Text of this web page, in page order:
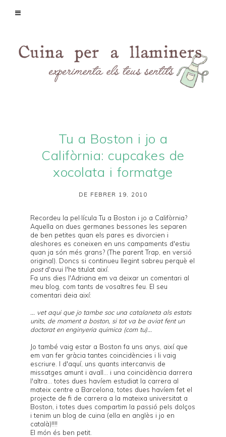
Tu a Boston i jo a
Califòrnia: cupcakes de
xocolata i formatge
DE FEBRER 19, 2010
Recordeu la pel·lículaTu a Boston i jo a Califòrnia?
Aquella on dues germanes bessones les separen
de ben petites quan els pares es divorcien i
aleshores es coneixen en uns campaments d'estiu
quan ja són més grans? (The parent Trap, en versió
original). Doncs si continueu llegint sabreu perquè el
postd'avui l'he titulat així.
Fa uns dies l'Adriana em va deixar un comentari al
meu blog, com tants de vosaltres feu. El seu
comentari deia així:
... vet aqui que jo tambe soc una catalaneta als estats
units, de moment a boston, si tot va be aviat fent un
doctorat en enginyeria quimica (com tu)...
Jo també vaig estar a Boston fa uns anys, així que
em van fer gràcia tantes coincidències i li vaig
escriure. I d'aquí, uns quants intercanvis de
missatges amunt i avall... i una coincidència darrera
l'altra... totes dues havíem estudiat la carrera al
mateix centre a Barcelona, totes dues havíem fet el
projecte de fi de carrera a la mateixa universitat a
Boston, i totes dues compartim la passió pels dolços
i tenim un blog de cuina (ella en anglès i jo en
català)!!!!
El món és ben petit.